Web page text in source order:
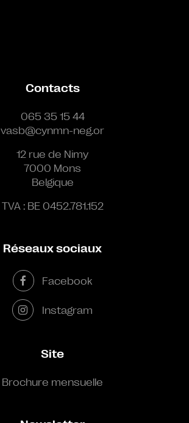
Contacts
065 35 15 44
vasb@cynmn-neg.or
12 rue de Nimy
7000 Mons
Belgique
TVA : BE 0452.781.152
Réseaux sociaux
Facebook
Instagram
Site
Brochure mensuelle